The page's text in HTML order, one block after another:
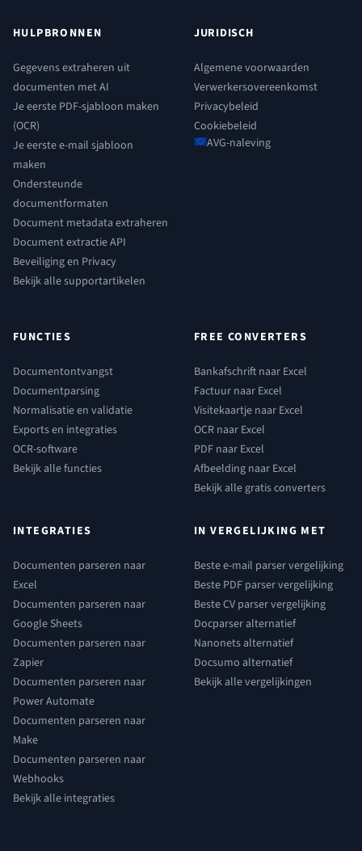
HULPBRONNEN
Gegevens extraheren uit
documenten met AI
Je eerste PDF-sjabloon maken
(OCR)
Je eerste e-mail sjabloon
maken
Ondersteunde
documentformaten
Document metadata extraheren
Document extractie API
Beveiliging en Privacy
Bekijk alle supportartikelen
JURIDISCH
Algemene voorwaarden
Verwerkersovereenkomst
Privacybeleid
Cookiebeleid
AVG-naleving
FUNCTIES
Documentontvangst
Documentparsing
Normalisatie en validatie
Exports en integraties
OCR-software
Bekijk alle functies
FREE CONVERTERS
Bankafschrift naar Excel
Factuur naar Excel
Visitekaartje naar Excel
OCR naar Excel
PDF naar Excel
Afbeelding naar Excel
Bekijk alle gratis converters
INTEGRATIES
Documenten parseren naar
Excel
Documenten parseren naar
Google Sheets
Documenten parseren naar
Zapier
Documenten parseren naar
Power Automate
Documenten parseren naar
Make
Documenten parseren naar
Webhooks
Bekijk alle integraties
IN VERGELIJKING MET
Beste e-mail parser vergelijking
Beste PDF parser vergelijking
Beste CV parser vergelijking
Docparser alternatief
Nanonets alternatief
Docsumo alternatief
Bekijk alle vergelijkingen